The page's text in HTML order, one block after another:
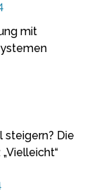
mit
steigern? Die